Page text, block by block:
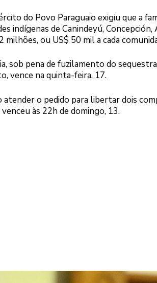
do Povo Paraguaio exigiu que a
indígenas de Canindeyú,
ou US$ 50 mil a cada
sob pena de fuzilamento do
vence na quinta-feira, 17.
atender o pedido para libertar dois
às 22h de domingo, 13.